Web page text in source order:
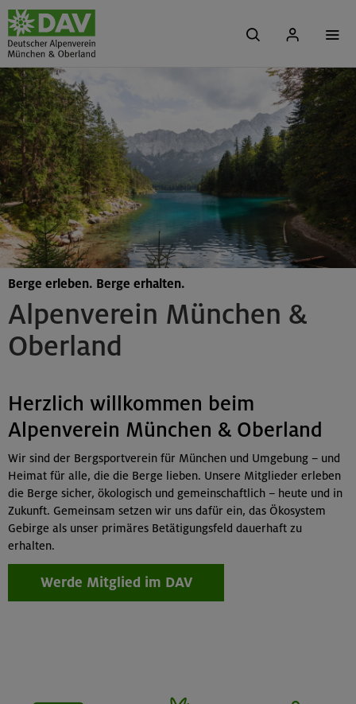
Alpenverein München &
Oberland
Berge erleben. Berge erhalten.
Herzlich willkommen beim
Alpenverein München & Oberland
Wir sind der Bergsportverein für München und Umgebung – und
Heimat für alle, die die Berge lieben. Unsere Mitglieder erleben
die Berge sicher, ökologisch und gemeinschaftlich – heute und in
Zukunft. Gemeinsam setzen wir uns dafür ein, das Ökosystem
Gebirge als unser primäres Betätigungsfeld dauerhaft zu
erhalten.
Werde Mitglied im DAV